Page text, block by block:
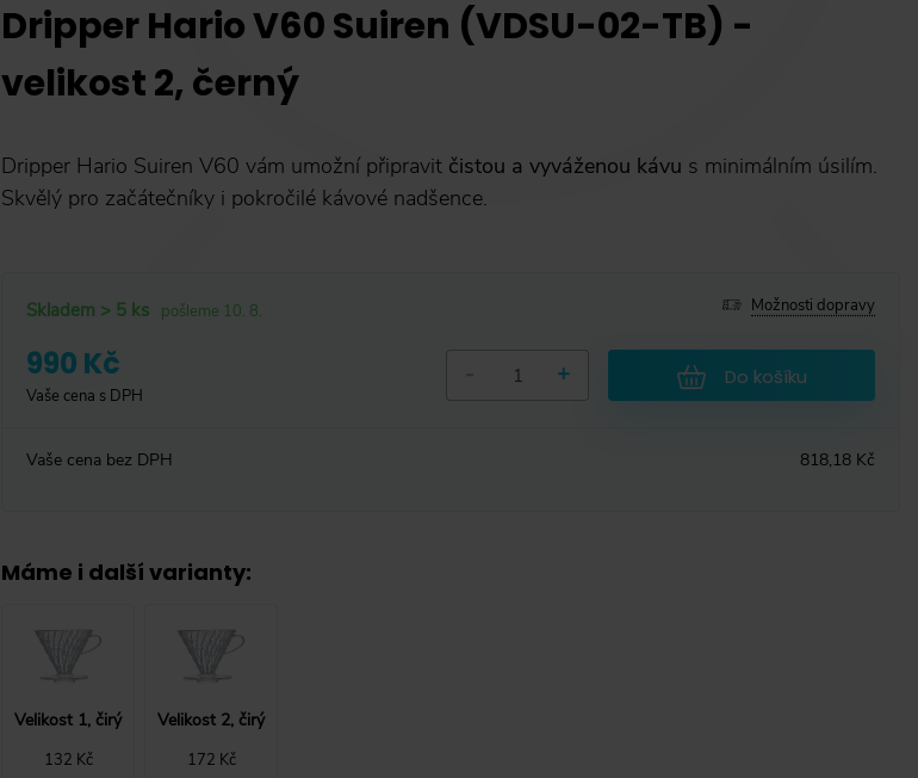
Dripper Hario V60 Suiren (VDSU-02-TB) -
velikost 2, černý
Dripper Hario Suiren V60 vám umožní připravit čistou a vyváženou kávu s minimálním úsilím.
Skvělý pro začátečníky i pokročilé kávové nadšence.
Skladem > 5 ks pošleme 10. 8. Možnosti dopravy
990 Kč
Vaše cena s DPH
+ Do košíku
Vaše cena bez DPH 818,18 Kč
Máme i další varianty:
Velikost 1, čirý
132 Kč
Velikost 2, čirý
172 Kč